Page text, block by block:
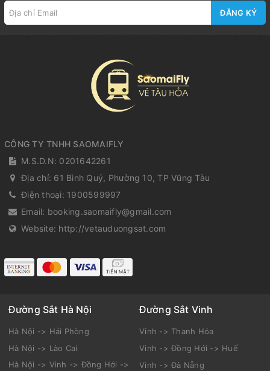
ĐĂNG KÝ
CÔNG TY TNHH SAOMAIFLY
M.S.D.N: 0201642261
Địa chỉ: 61 Bình Quý, Phường 10, TP Vũng Tàu
Điện thoại: 1900599997
Email: booking.saomaifly@gmail.com
Website: http://vetauduongsat.com
Đường Sắt Hà Nội
Hà Nội -> Hải Phòng
Hà Nội -> Lào Cai
Hà Nội -> Vinh -> Đồng Hới ->
Đường Sắt Vinh
Vinh -> Thanh Hóa
Vinh -> Đồng Hới -> Huế
Vinh -> Đà Nẵng